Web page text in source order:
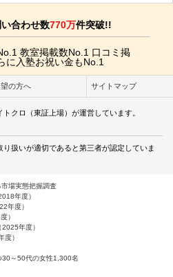
合わせ数770万件突破!!
の方へ サイトマップ
トクロ（東証上場）が運営しています。
り扱いが適切であると第三者が認定していま
場実態把握調査
年度）
年度）
）
年度）
度）
～50代の女性1,300名